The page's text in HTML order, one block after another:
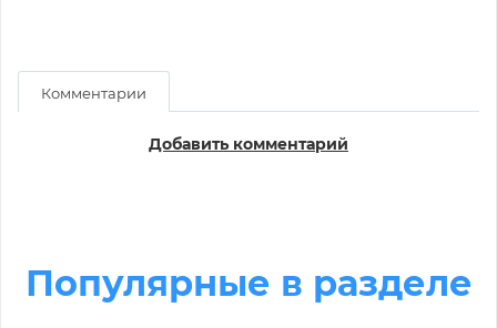
Комментарии
Добавить комментарий
Популярные в разделе